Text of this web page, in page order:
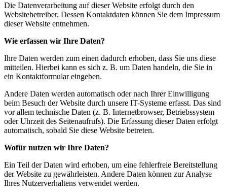
Die Datenverarbeitung auf dieser Website erfolgt durch den
Websitebetreiber. Dessen Kontaktdaten können Sie dem Impressum
dieser Website entnehmen.
Wie erfassen wir Ihre Daten?
Ihre Daten werden zum einen dadurch erhoben, dass Sie uns diese
mitteilen. Hierbei kann es sich z. B. um Daten handeln, die Sie in
ein Kontaktformular eingeben.
Andere Daten werden automatisch oder nach Ihrer Einwilligung
beim Besuch der Website durch unsere IT-Systeme erfasst. Das sind
vor allem technische Daten (z. B. Internetbrowser, Betriebssystem
oder Uhrzeit des Seitenaufrufs). Die Erfassung dieser Daten erfolgt
automatisch, sobald Sie diese Website betreten.
Wofür nutzen wir Ihre Daten?
Ein Teil der Daten wird erhoben, um eine fehlerfreie Bereitstellung
der Website zu gewährleisten. Andere Daten können zur Analyse
Ihres Nutzerverhaltens verwendet werden.